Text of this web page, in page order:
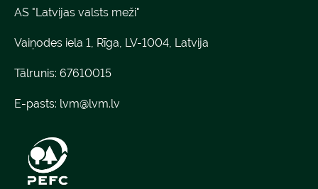
AS "Latvijas valsts meži"
Vaiņodes iela 1, Rīga, LV-1004, Latvija
Tālrunis: 67610015
E-pasts: lvm@lvm.lv